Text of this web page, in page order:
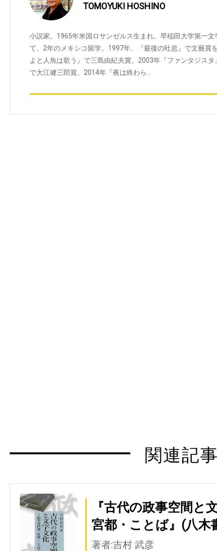
TOMOYUKI HOSHINO
小説家。1965年米国ロサンゼルス生まれ。早稲田大学第一
て、2年のメキシコ留学。1997年、『最後の吐息』で文藝賞
よと人魚は歌う』で三島由紀夫賞、2003年『ファンタジス
で大江健三郎賞、2014年『夜は終わら…
関連記
『古代の政事空間と
宮都・ことば』(八木
著者:吉村 武彦